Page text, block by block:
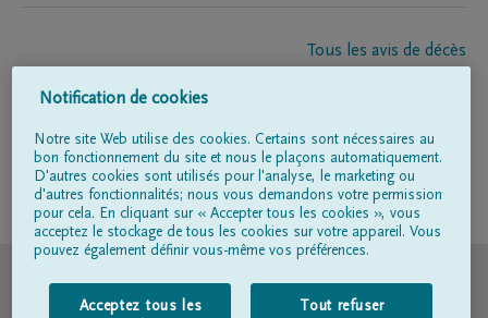
Tous les avis de décès
Entrepreneur de pompes funèbres
Suivez-nous sur
Notification de cookies
Notre site Web utilise des cookies. Certains sont nécessaires au
bon fonctionnement du site et nous le plaçons automatiquement.
D'autres cookies sont utilisés pour l'analyse, le marketing ou
d'autres fonctionnalités; nous vous demandons votre permission
pour cela. En cliquant sur « Accepter tous les cookies », vous
acceptez le stockage de tous les cookies sur votre appareil. Vous
pouvez également définir vous-même vos préférences.
Acceptez tous les
Tout refuser